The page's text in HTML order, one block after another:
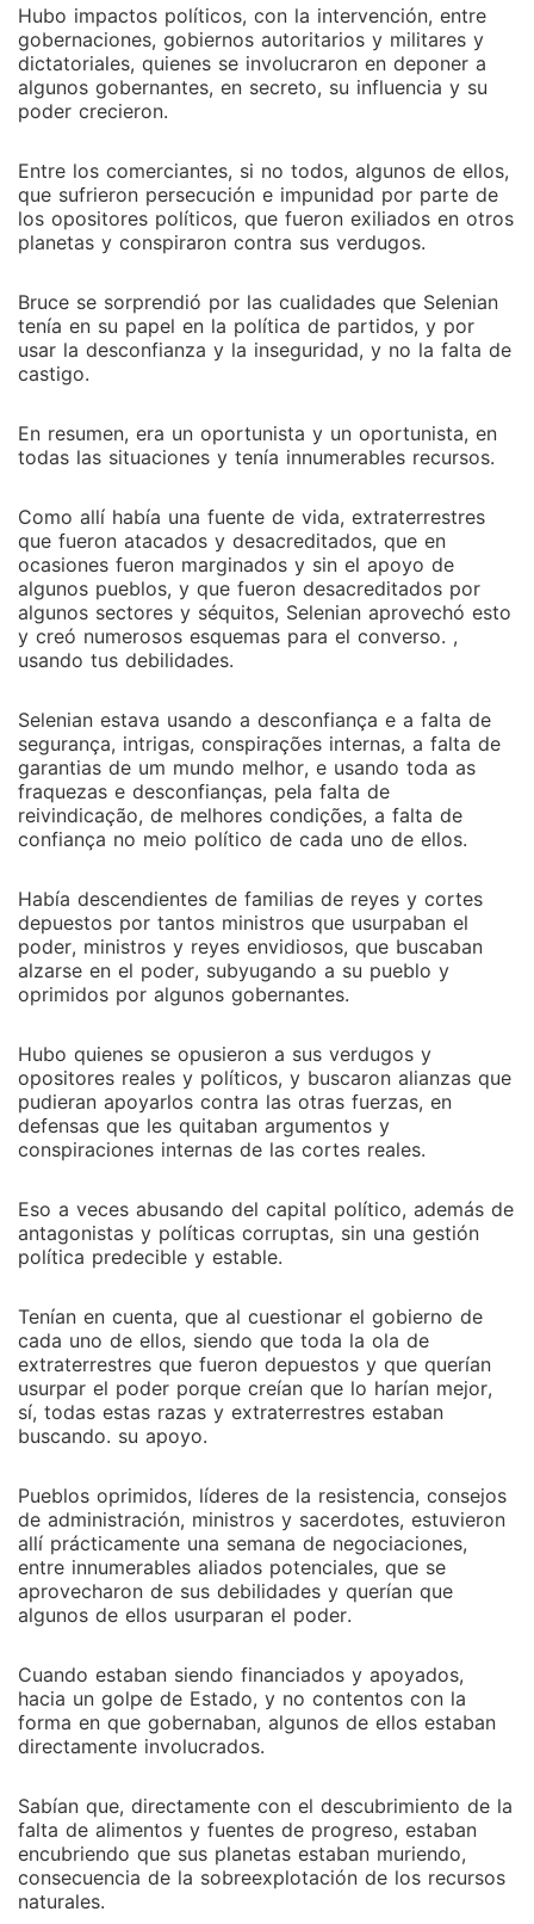
Hubo impactos políticos, con la intervención, entre
gobernaciones, gobiernos autoritarios y militares y
dictatoriales, quienes se involucraron en deponer a
algunos gobernantes, en secreto, su influencia y su
poder crecieron.
Entre los comerciantes, si no todos, algunos de ellos,
que sufrieron persecución e impunidad por parte de
los opositores políticos, que fueron exiliados en otros
planetas y conspiraron contra sus verdugos.
Bruce se sorprendió por las cualidades que Selenian
tenía en su papel en la política de partidos, y por
usar la desconfianza y la inseguridad, y no la falta de
castigo.
En resumen, era un oportunista y un oportunista, en
todas las situaciones y tenía innumerables recursos.
Como allí había una fuente de vida, extraterrestres
que fueron atacados y desacreditados, que en
ocasiones fueron marginados y sin el apoyo de
algunos pueblos, y que fueron desacreditados por
algunos sectores y séquitos, Selenian aprovechó esto
y creó numerosos esquemas para el converso. ,
usando tus debilidades.
Selenian estava usando a desconfiança e a falta de
segurança, intrigas, conspirações internas, a falta de
garantias de um mundo melhor, e usando toda as
fraquezas e desconfianças, pela falta de
reivindicação, de melhores condições, a falta de
confiança no meio político de cada uno de ellos.
Había descendientes de familias de reyes y cortes
depuestos por tantos ministros que usurpaban el
poder, ministros y reyes envidiosos, que buscaban
alzarse en el poder, subyugando a su pueblo y
oprimidos por algunos gobernantes.
Hubo quienes se opusieron a sus verdugos y
opositores reales y políticos, y buscaron alianzas que
pudieran apoyarlos contra las otras fuerzas, en
defensas que les quitaban argumentos y
conspiraciones internas de las cortes reales.
Eso a veces abusando del capital político, además de
antagonistas y políticas corruptas, sin una gestión
política predecible y estable.
Tenían en cuenta, que al cuestionar el gobierno de
cada uno de ellos, siendo que toda la ola de
extraterrestres que fueron depuestos y que querían
usurpar el poder porque creían que lo harían mejor,
sí, todas estas razas y extraterrestres estaban
buscando. su apoyo.
Pueblos oprimidos, líderes de la resistencia, consejos
de administración, ministros y sacerdotes, estuvieron
allí prácticamente una semana de negociaciones,
entre innumerables aliados potenciales, que se
aprovecharon de sus debilidades y querían que
algunos de ellos usurparan el poder.
Cuando estaban siendo financiados y apoyados,
hacia un golpe de Estado, y no contentos con la
forma en que gobernaban, algunos de ellos estaban
directamente involucrados.
Sabían que, directamente con el descubrimiento de la
falta de alimentos y fuentes de progreso, estaban
encubriendo que sus planetas estaban muriendo,
consecuencia de la sobreexplotación de los recursos
naturales.